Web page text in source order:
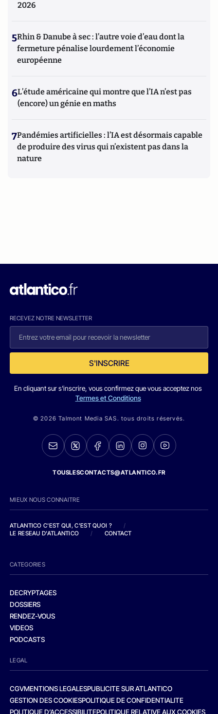
2026
5Rhin & Danube à sec : l’autre voie d’eau dont la
fermeture pénalise lourdement l’économie
européenne
6L’étude américaine qui montre que l’IA n’est pas
(encore) un génie en maths
7Pandémies artificielles : l’IA est désormais capable
de produire des virus qui n’existent pas dans la
nature
RECEVEZ NOTRE NEWSLETTER
S'INSCRIRE
En cliquant sur s'inscrire, vous confirmez que vous acceptez nos
Termes et Conditions
© 2026 Talmont Media SAS. tous droits réservés.
TOUSLESCONTACTS@ATLANTICO.FR
MIEUX NOUS CONNAITRE
ATLANTICO C'EST QUI, C'EST QUOI ?
/
LE RESEAU D'ATLANTICO
/ CONTACT
CATEGORIES
DECRYPTAGES
DOSSIERS
RENDEZ-VOUS
VIDEOS
PODCASTS
LEGAL
CGVMENTIONS LEGALESPUBLICITE SUR ATLANTICO
GESTION DES COOKIESPOLITIQUE DE CONFIDENTIALITE
POLITIQUE D’ACCESSIBILITEPOLITIQUE RELATIVE AUX COOKIES